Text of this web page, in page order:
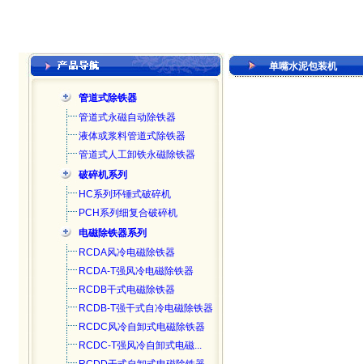
管道式除铁器
管道式永磁自动除铁器
液体或浆料管道式除铁器
管道式人工卸铁永磁除铁器
破碎机系列
HC系列环锤式破碎机
PCH系列细复合破碎机
电磁除铁器系列
RCDA风冷电磁除铁器
RCDA-T强风冷电磁除铁器
RCDB干式电磁除铁器
RCDB-T强干式自冷电磁除铁器
RCDC风冷自卸式电磁除铁器
RCDC-T强风冷自卸式电磁...
单嘴水泥包装机